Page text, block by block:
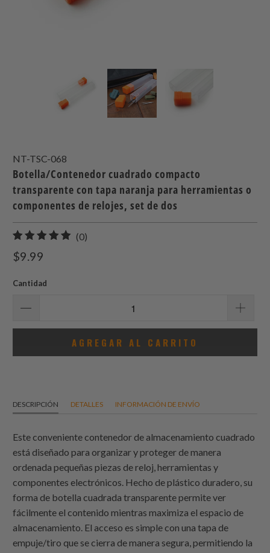
NT-TSC-068
Botella/Contenedor cuadrado compacto
transparente con tapa naranja para herramientas o
componentes de relojes, set de dos
(0)
$9.99
Cantidad
AGREGAR AL CARRITO
DESCRIPCIÓN DETALLES INFORMACIÓN DE ENVÍO
Este conveniente contenedor de almacenamiento cuadrado
está diseñado para organizar y proteger de manera
ordenada pequeñas piezas de reloj, herramientas y
componentes electrónicos. Hecho de plástico duradero, su
forma de botella cuadrada transparente permite ver
fácilmente el contenido mientras maximiza el espacio de
almacenamiento. El acceso es simple con una tapa de
empuje/tiro que se cierra de manera segura, permitiendo la